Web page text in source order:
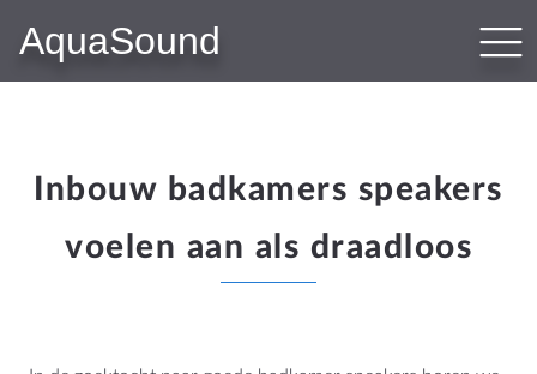
AquaSound
Inbouw badkamers speakers
voelen aan als draadloos
PRODUCTEN
Bluetooth Audiosystemen
Subwoofer-Kit
Badkamer Speakers